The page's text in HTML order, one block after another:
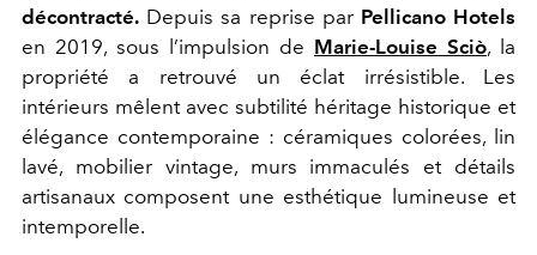
décontracté. Depuis sa reprise par Pellicano Hotels
en 2019, sous l’impulsion de Marie-Louise Sciò, la
propriété a retrouvé un éclat irrésistible. Les
intérieurs mêlent avec subtilité héritage historique et
élégance contemporaine : céramiques colorées, lin
lavé, mobilier vintage, murs immaculés et détails
artisanaux composent une esthétique lumineuse et
intemporelle.